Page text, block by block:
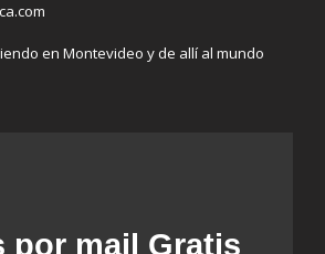
en Montevideo y de allí al mundo